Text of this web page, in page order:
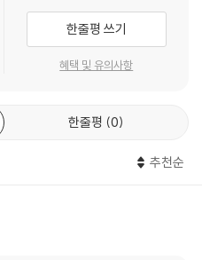
사람은 10억을 손에 넣을 자격이 없
해 봐.”
……하지만 그래도 될까? 자신이 살
시작 전 첫 식사 시간. 메뉴판에 있
음식을 먹는데 샌드위치를 먹던 코
르는 것이 바로 게임이었던 것. 불
빠진다. 하지만 이제 와서 멈출 수
올라가는 게임에서는 미나가 고소
하루마의 배려와 나오토의 도움으
명씩 탈락할 때마다 죽음에 대한 공
을 객관적으로 판단하고 자신만이
한줄평 쓰기
혜택 및 유의사항
한줄평 0
추천순